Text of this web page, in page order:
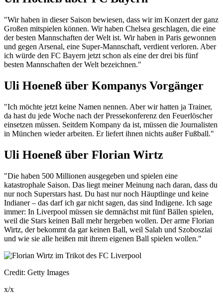
"Wir haben in dieser Saison bewiesen, dass wir im Konzert der ganz
Großen mitspielen können. Wir haben Chelsea geschlagen, die eine
der besten Mannschaften der Welt ist. Wir haben in Paris gewonnen
und gegen Arsenal, eine Super-Mannschaft, verdient verloren. Aber
ich würde den FC Bayern jetzt schon als eine der drei bis fünf
besten Mannschaften der Welt bezeichnen."
Uli Hoeneß über Kompanys Vorgänger
"Ich möchte jetzt keine Namen nennen. Aber wir hatten ja Trainer,
da hast du jede Woche nach der Pressekonferenz den Feuerlöscher
einsetzen müssen. Seitdem Kompany da ist, müssen die Journalisten
in München wieder arbeiten. Er liefert ihnen nichts außer Fußball."
Uli Hoeneß über Florian Wirtz
"Die haben 500 Millionen ausgegeben und spielen eine
katastrophale Saison. Das liegt meiner Meinung nach daran, dass du
nur noch Superstars hast. Du hast nur noch Häuptlinge und keine
Indianer – das darf ich gar nicht sagen, das sind Indigene. Ich sage
immer: In Liverpool müssen sie demnächst mit fünf Bällen spielen,
weil die Stars keinen Ball mehr hergeben wollen. Der arme Florian
Wirtz, der bekommt da gar keinen Ball, weil Salah und Szoboszlai
und wie sie alle heißen mit ihrem eigenen Ball spielen wollen."
Credit: Getty Images
x/x